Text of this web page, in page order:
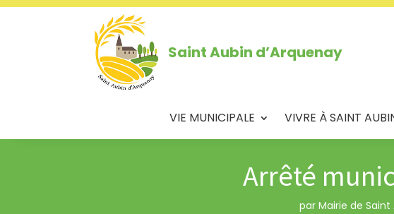
Saint Aubin d’Arquenay
VIE MUNICIPALE VIVRE À SAINT
Arrêté
par Mairie de